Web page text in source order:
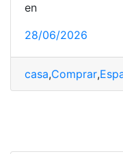
en
28/06/2026
casa,Comprar,